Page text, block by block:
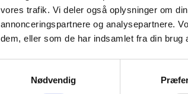
vores trafik. Vi deler også oplysninger om
annonceringspartnere og analysepartnere.
dem, eller som de har indsamlet fra din brug
Nødvendig